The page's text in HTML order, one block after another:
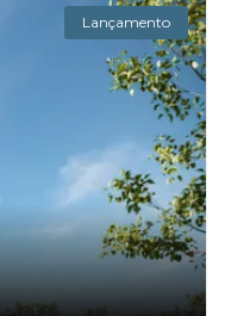
Lançamento